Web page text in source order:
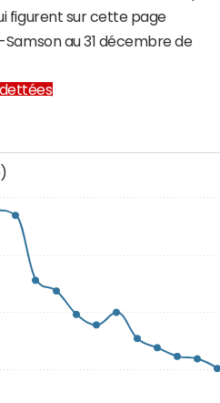
figurent sur cette page
au 31 décembre de